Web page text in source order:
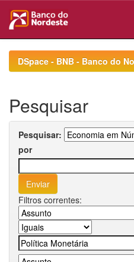
navigationDSpace - BNB - Banco do
Pesquisar
Pesquisar:
por
Filtros correntes: